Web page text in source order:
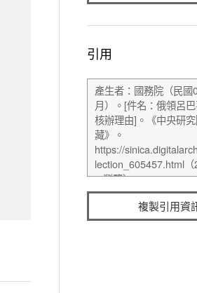
引用
複製引用資